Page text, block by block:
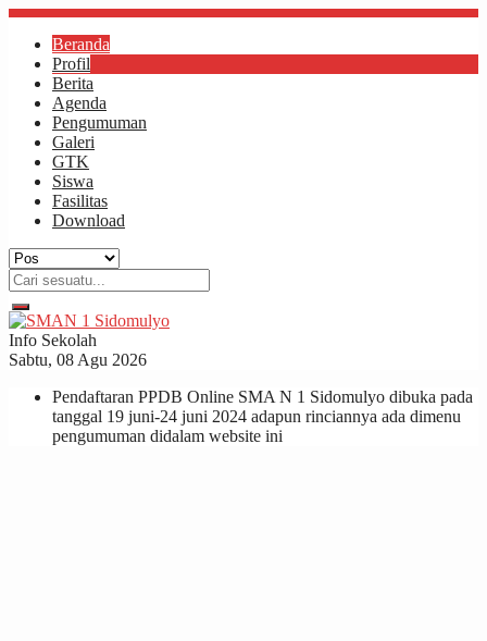
Beranda
Profil
Berita
Agenda
Pengumuman
Galeri
GTK
Siswa
Fasilitas
Download
Info Sekolah
Sabtu, 08 Agu 2026
Pendaftaran PPDB Online SMA N 1 Sidomulyo dibuka pada
tanggal 19 juni-24 juni 2024 adapun rinciannya ada dimenu
pengumuman didalam website ini